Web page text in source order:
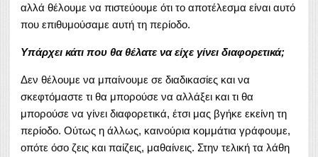
αλλά θέλουμε να πιστεύουμε ότι το αποτέλεσμα είναι αυτό
που επιθυμούσαμε αυτή τη περίοδο.
Υπάρχει κάτι που θα θέλατε να είχε γίνει διαφορετικά;
Δεν θέλουμε να μπαίνουμε σε διαδικασίες και να
σκεφτόμαστε τι θα μπορούσε να αλλάξει και τι θα
μπορούσε να γίνει διαφορετικά, έτσι μας βγήκε εκείνη τη
περίοδο. Ούτως η άλλως, καινούρια κομμάτια γράφουμε,
οπότε όσο ζεις και παίζεις, μαθαίνεις. Στην τελική τα λάθη